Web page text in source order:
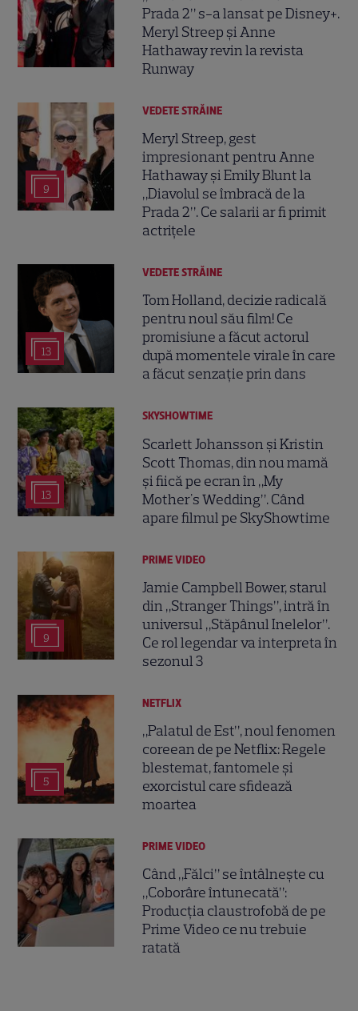
Prada 2” s-a lansat pe Disney+.
Meryl Streep și Anne
Hathaway revin la revista
Runway
9
VEDETE STRĂINE
Meryl Streep, gest
impresionant pentru Anne
Hathaway și Emily Blunt la
„Diavolul se îmbracă de la
Prada 2”. Ce salarii ar fi primit
actrițele
13
VEDETE STRĂINE
Tom Holland, decizie radicală
pentru noul său film! Ce
promisiune a făcut actorul
după momentele virale în care
a făcut senzație prin dans
13
SKYSHOWTIME
Scarlett Johansson și Kristin
Scott Thomas, din nou mamă
și fiică pe ecran în „My
Mother's Wedding”. Când
apare filmul pe SkyShowtime
9
PRIME VIDEO
Jamie Campbell Bower, starul
din „Stranger Things”, intră în
universul „Stăpânul Inelelor”.
Ce rol legendar va interpreta în
sezonul 3
5
NETFLIX
„Palatul de Est”, noul fenomen
coreean de pe Netflix: Regele
blestemat, fantomele și
exorcistul care sfidează
moartea
PRIME VIDEO
Când „Fălci” se întâlnește cu
„Coborâre întunecată”:
Producția claustrofobă de pe
Prime Video ce nu trebuie
ratată